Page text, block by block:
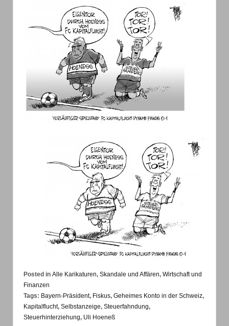
Posted in Alle Karikaturen, Skandale und Affären, Wirtschaft und
Finanzen
Tags: Bayern-Präsident, Fiskus, Geheimes Konto in der Schweiz,
Kapitalflucht, Selbstanzeige, Steuerfahndung,
Steuerhinterziehung, Uli Hoeneß